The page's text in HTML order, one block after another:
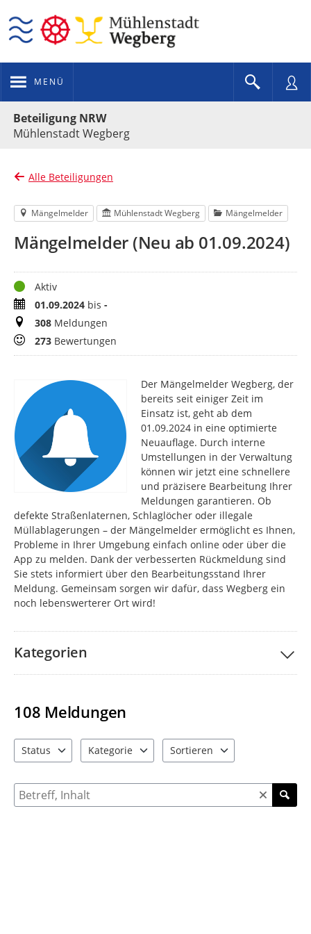
MENÜ
Beteiligung NRW
Mühlenstadt Wegberg
Alle Beteiligungen
Mängelmelder Mühlenstadt Wegberg Mängelmelder
Mängelmelder (Neu ab 01.09.2024)
StatusAktiv
Zeitraum01.09.2024 bis -
Meldungen
308 Meldungen
Bewertungen
273 Bewertungen
Der Mängelmelder Wegberg, der
bereits seit einiger Zeit im
Einsatz ist, geht ab dem
01.09.2024 in eine optimierte
Neuauflage. Durch interne
Umstellungen in der Verwaltung
können wir jetzt eine schnellere
und präzisere Bearbeitung Ihrer
Meldungen garantieren. Ob
defekte Straßenlaternen, Schlaglöcher oder illegale
Müllablagerungen – der Mängelmelder ermöglicht es Ihnen,
Probleme in Ihrer Umgebung einfach online oder über die
App zu melden. Dank der verbesserten Rückmeldung sind
Sie stets informiert über den Bearbeitungsstand Ihrer
Meldung. Gemeinsam sorgen wir dafür, dass Wegberg ein
noch lebenswerterer Ort wird!
Kategorien
108 Meldungen
Status
Kategorie
Sortieren
Suche nach Meldungen und Kommentaren